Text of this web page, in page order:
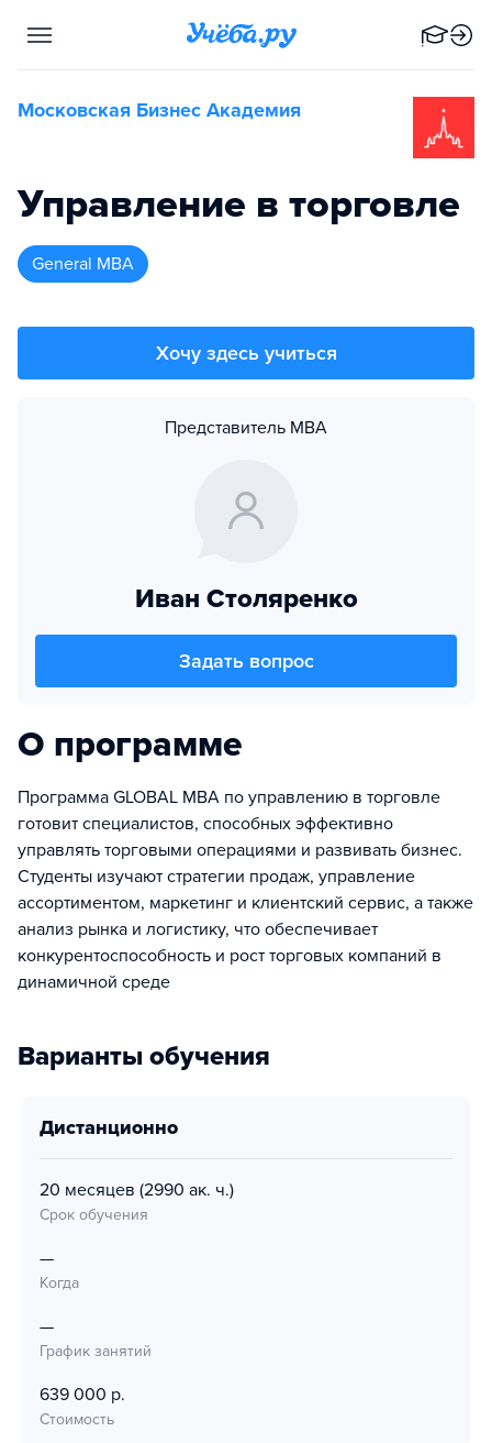
Московская Бизнес Академия
Управление в торговле
General MBA
Хочу здесь учиться
Представитель MBA
Иван Столяренко
Задать вопрос
О программе
Программа GLOBAL MBA по управлению в торговле
готовит специалистов, способных эффективно
управлять торговыми операциями и развивать бизнес.
Студенты изучают стратегии продаж, управление
ассортиментом, маркетинг и клиентский сервис, а также
анализ рынка и логистику, что обеспечивает
конкурентоспособность и рост торговых компаний в
динамичной среде
Варианты обучения
дистанционно
20 месяцев (2990 ак. ч.)
Срок обучения
—
Когда
—
График занятий
639 000 р.
Стоимость